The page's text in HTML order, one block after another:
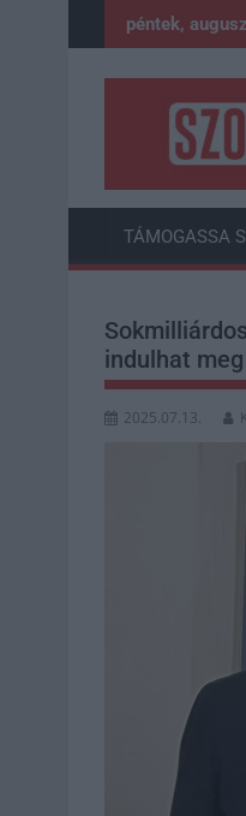
to
péntek,
TÁMOGASSA
indulhat meg
2025.07.13.